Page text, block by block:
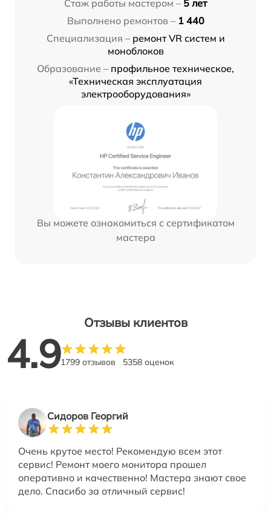
Стаж работы мастером – 5 лет
Выполнено ремонтов – 1 440
Специализация – ремонт VR систем и
моноблоков
Образование – профильное техническое,
«Техническая эксплуатация
электрооборудования»
Вы можете ознакомиться с сертификатом
мастера
Отзывы клиентов
4.91799 отзывов 5358 оценок
Сидоров Георгий
Очень крутое место! Рекомендую всем этот
сервис! Ремонт моего монитора прошел
оперативно и качественно! Мастера знают свое
дело. Спасибо за отличный сервис!